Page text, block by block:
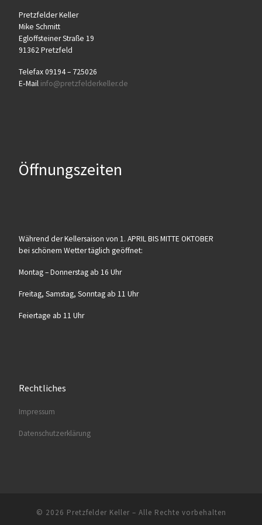
Pretz­fel­der Keller
Mike Schmitt
Egloff­stei­ner Stra­ße 19
91362 Pretzfeld
Tele­fax 09194 – 725026
E‑Mail info@​pretzfelderkeller.​de
Öffnungszeiten
Wäh­rend der Kel­ler­sai­son von 1. APRIL BIS MITTE OKTOBER
bei schö­nem Wet­ter täg­lich geöffnet:
Mon­tag – Don­ners­tag ab 16 Uhr
Frei­tag, Sams­tag, Sonn­tag ab 11 Uhr
Fei­er­ta­ge ab 11 Uhr
Rechtliches
Impres­sum
Daten­schutz­er­klä­rung
© 2026 Pretzfelder Keller – Alle Rechte vorbehalten